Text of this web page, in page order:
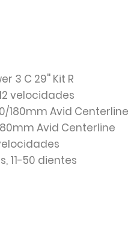
3 C 29'' Kit R
velocidades
180mm Avid Centerline
Avid Centerline
11-50 dientes